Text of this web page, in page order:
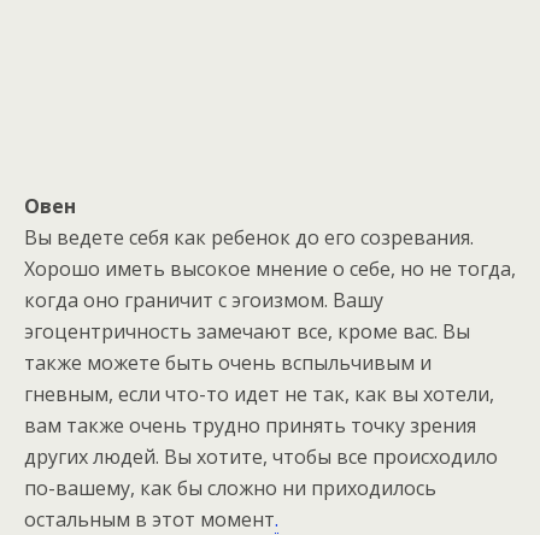
Овен
Вы ведете себя как ребенок до его созревания.
Хорошо иметь высокое мнение о себе, но не тогда,
когда оно граничит с эгоизмом. Вашу
эгоцентричность замечают все, кроме вас. Вы
также можете быть очень вспыльчивым и
гневным, если что-то идет не так, как вы хотели,
вам также очень трудно принять точку зрения
других людей. Вы хотите, чтобы все происходило
по-вашему, как бы сложно ни приходилось
остальным в этот момент.